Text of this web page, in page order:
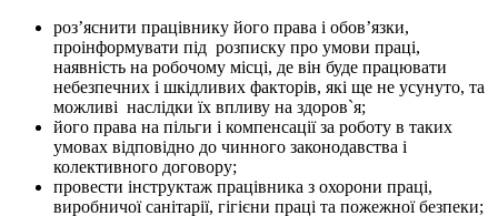
роз’яснити працівнику його права і обов’язки,
проінформувати під розписку про умови праці,
наявність на робочому місці, де він буде працювати
небезпечних і шкідливих факторів, які ще не усунуто, та
можливі наслідки їх впливу на здоров`я;
його права на пільги і компенсації за роботу в таких
умовах відповідно до чинного законодавства і
колективного договору;
провести інструктаж працівника з охорони праці,
виробничої санітарії, гігієни праці та пожежної безпеки;